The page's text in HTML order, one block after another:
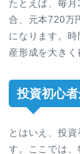
たとえば、毎
合、元本720万
になります。
産形成を大きく
投資初心
とはいえ、投
す。ここでは、